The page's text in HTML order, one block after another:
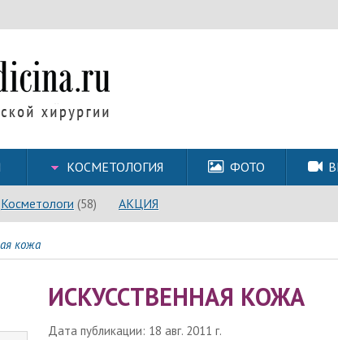
КОСМЕТОЛОГИЯ ФОТО
Косметологи (58) АКЦИЯ
кожа
ИСКУССТВЕННАЯ КОЖА
Дата публикации: 18 авг. 2011 г.